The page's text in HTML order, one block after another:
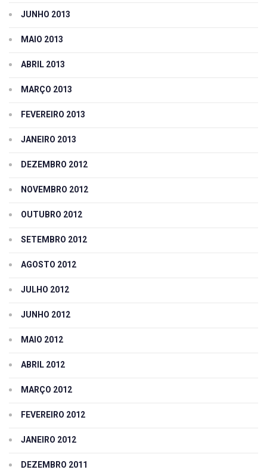
JUNHO 2013
MAIO 2013
ABRIL 2013
MARÇO 2013
FEVEREIRO 2013
JANEIRO 2013
DEZEMBRO 2012
NOVEMBRO 2012
OUTUBRO 2012
SETEMBRO 2012
AGOSTO 2012
JULHO 2012
JUNHO 2012
MAIO 2012
ABRIL 2012
MARÇO 2012
FEVEREIRO 2012
JANEIRO 2012
DEZEMBRO 2011